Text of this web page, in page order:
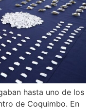
hasta uno de los
de Coquimbo. En